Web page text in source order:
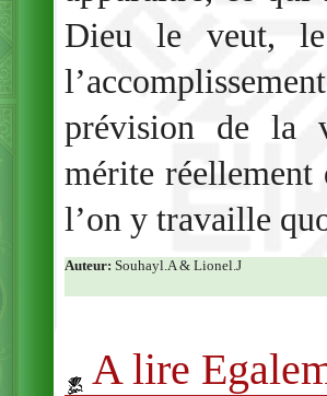
Dieu le veut,
prévision de la
mérite réellement
l’on y travaille
Auteur: Souhayl.A & Lionel.J
A lire